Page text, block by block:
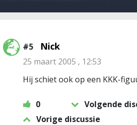
#5 Nick
25 maart 2005 , 12:53
Hij schiet ook op een KKK-
0
Volgende
Vorige discussie